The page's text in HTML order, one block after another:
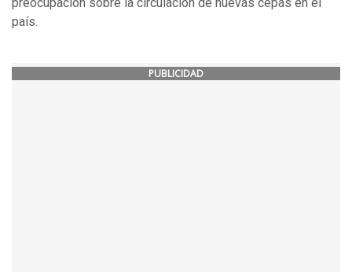
preocupación sobre la circulación de nuevas cepas en el
país.
PUBLICIDAD